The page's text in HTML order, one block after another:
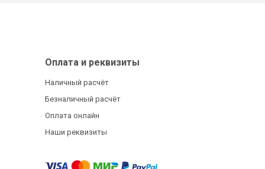
Оплата и реквизиты
Наличный расчёт
Безналичный расчёт
Оплата онлайн
Наши реквизиты